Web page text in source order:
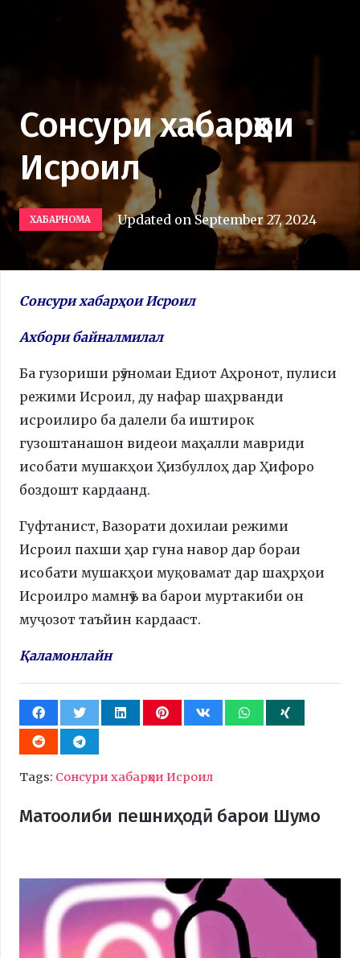
Сонсури хабарҳои
Исроил
ХАБАРНОМА Updated onSeptember 27, 2024
Сонсури хабарҳои Исроил
Ахбори байналмилал
Ба гузориши рӯзномаи Едиот Аҳронот, пулиси
режими Исроил, ду нафар шаҳрванди
исроилиро ба далели ба иштирок
гузоштанашон видеои маҳалли мавриди
исобати мушакҳои Ҳизбуллоҳ дар Ҳифоро
боздошт кардаанд.
Гуфтанист, Вазорати дохилаи режими
Исроил пахши ҳар гуна навор дар бораи
исобати мушакҳои муқовамат дар шаҳрҳои
Исроилро мамнӯъ ва барои муртакиби он
муҷозот таъйин кардааст.
Қаламонлайн
Tags: Сонсури хабарҳои Исроил
Матоолиби пешниҳодӣ барои Шумо